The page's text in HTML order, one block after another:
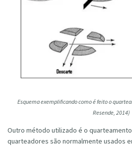
Esquema exemplificando como é feito o
Resende, 2014)
Outro método utilizado é o
quarteadores são normalmente usados